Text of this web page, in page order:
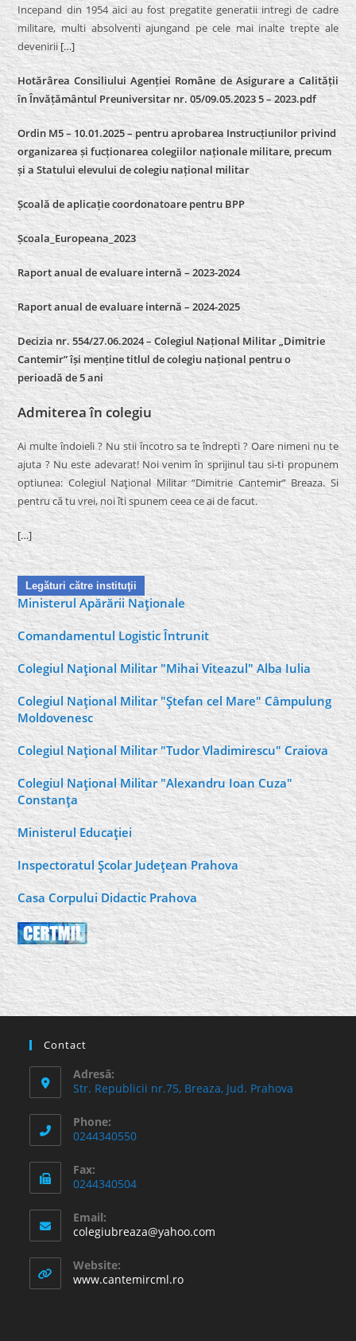
Incepand din 1954 aici au fost pregatite generatii intregi de cadre
militare, multi absolventi ajungand pe cele mai inalte trepte ale
devenirii[…]
Hotărârea Consiliului Agenției Române de Asigurare a Calității
în Învățământul Preuniversitar nr. 05/09.05.2023 5 – 2023.pdf
Ordin M5 – 10.01.2025 – pentru aprobarea Instrucțiunilor privind
organizarea și fucționarea colegiilor naționale militare, precum
și a Statului elevului de colegiu național militar
Școală de aplicație coordonatoare pentru BPP
Școala_Europeana_2023
Raport anual de evaluare internă – 2023-2024
Raport anual de evaluare internă –2024-2025
Decizia nr. 554/27.06.2024 – Colegiul Național Militar „Dimitrie
Cantemir” își menține titlul de colegiu național pentru o
perioadă de 5 ani
Admiterea în colegiu
Ai multe îndoieli ? Nu stii încotro sa te îndrepti ? Oare nimeni nu te
ajuta ? Nu este adevarat! Noi venim în sprijinul tau si-ti propunem
optiunea: Colegiul Naţional Militar “Dimitrie Cantemir” Breaza. Si
pentru că tu vrei, noi îti spunem ceea ce ai de facut.
[…]
Legături către instituţii
Ministerul Apărării Naţionale
Comandamentul Logistic Întrunit
Colegiul Naţional Militar "Mihai Viteazul" Alba Iulia
Colegiul Naţional Militar "Ştefan cel Mare" Câmpulung
Moldovenesc
Colegiul Naţional Militar "Tudor Vladimirescu" Craiova
Colegiul Naţional Militar "Alexandru Ioan Cuza"
Constanţa
Ministerul Educaţiei
Inspectoratul Şcolar Judeţean Prahova
Casa Corpului Didactic Prahova
Contact
Adresă:
Str. Republicii nr.75, Breaza, Jud. Prahova
Phone:
0244340550
Fax:
0244340504
Email:
colegiubreaza@yahoo.com
Website:
www.cantemircml.ro